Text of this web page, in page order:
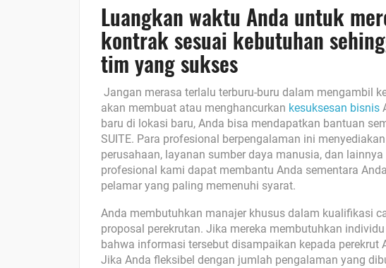
Luangkan waktu Anda untuk
kontrak sesuai kebutuhan
tim yang sukses
Jangan merasa terlalu terburu-buru dalam mengambil
akan membuat atau menghancurkan kesuksesan bisnis
baru di lokasi baru, Anda bisa mendapatkan bantuan
SUITE. Para profesional berpengalaman ini
perusahaan, layanan sumber daya manusia, dan
profesional kami dapat membantu Anda sementara
pelamar yang paling memenuhi syarat.
Anda membutuhkan manajer khusus dalam kualifikasi
proposal perekrutan. Jika mereka membutuhkan
bahwa informasi tersebut disampaikan kepada perekrut
Jika Anda fleksibel dengan jumlah pengalaman yang